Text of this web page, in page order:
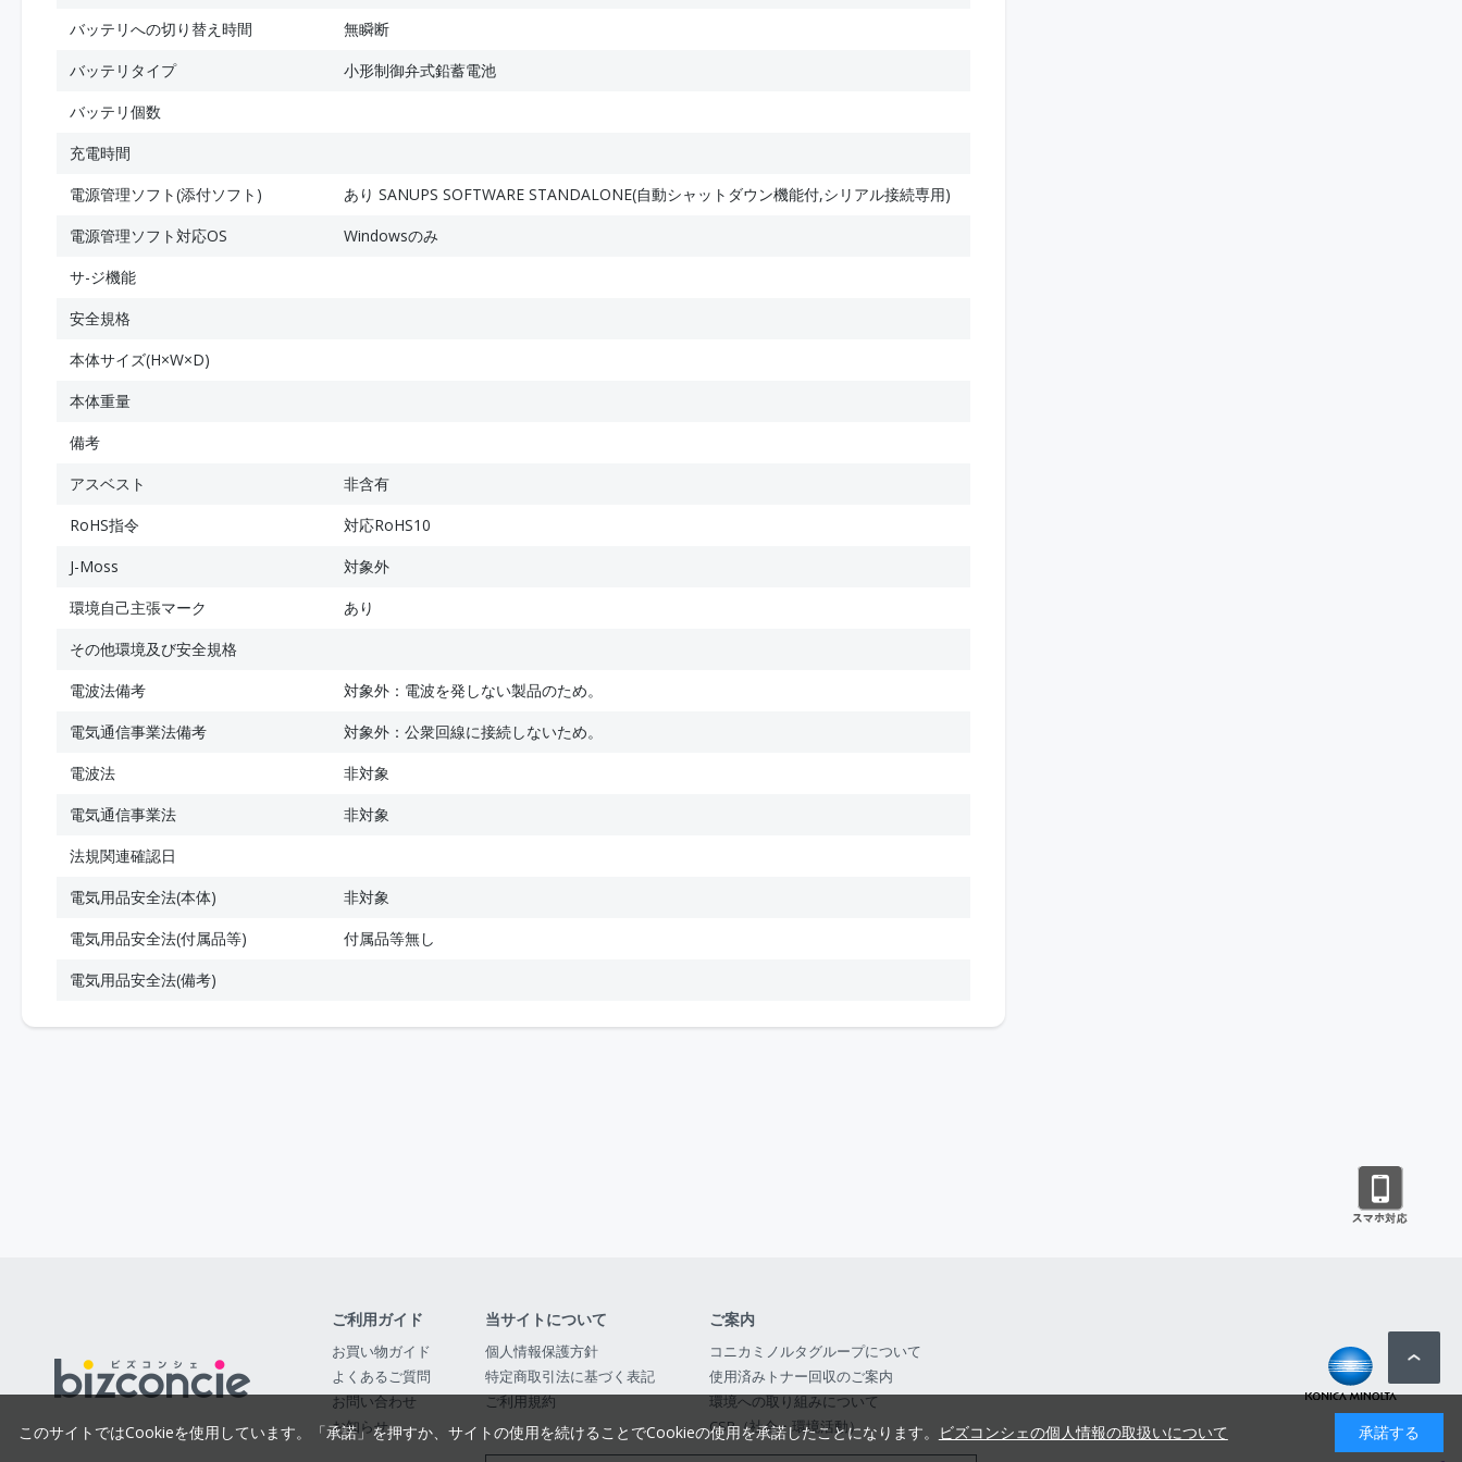
バッテリへの切り替え時間
無瞬断
バッテリタイプ
小形制御弁式鉛蓄電池
バッテリ個数
充電時間
電源管理ソフト(添付ソフト)
あり SANUPS SOFTWARE STANDALONE(自動シャットダウン機能付,シリアル接続専用)
電源管理ソフト対応OS
Windowsのみ
サ-ジ機能
安全規格
本体サイズ(H×W×D)
本体重量
備考
アスベスト
非含有
RoHS指令
対応RoHS10
J-Moss
対象外
環境自己主張マーク
あり
その他環境及び安全規格
電波法備考
対象外：電波を発しない製品のため。
電気通信事業法備考
対象外：公衆回線に接続しないため。
電波法
非対象
電気通信事業法
非対象
法規関連確認日
電気用品安全法(本体)
非対象
電気用品安全法(付属品等)
付属品等無し
電気用品安全法(備考)
ご利用ガイド
お買い物ガイド
よくあるご質問
お問い合わせ
お知らせ
当サイトについて
個人情報保護方針
特定商取引法に基づく表記
ご利用規約
ご案内
コニカミノルタグループについて
使用済みトナー回収のご案内
環境への取り組みについて
CSR（社会・環境活動）
このサイトではCookieを使用しています。「承諾」を押すか、サイトの使用を続けることでCookieの使用を承諾したことになります。 ビズコンシェの個人情報の取扱いについて 承諾する